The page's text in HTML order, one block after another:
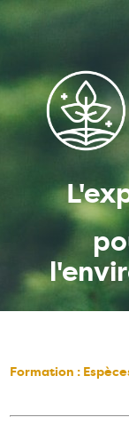
Formation :